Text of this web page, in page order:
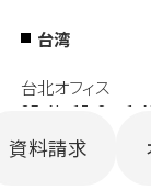
台湾
台北オフィス
3F., No.15,
One&Co Taipei
資料請求